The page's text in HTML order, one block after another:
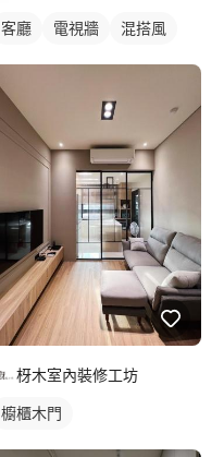
客廳 電視牆 混搭風
枒木室內裝修工坊
櫥櫃木門